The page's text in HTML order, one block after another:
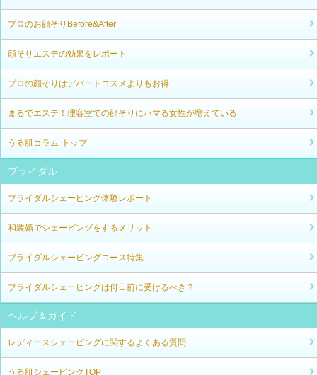
プロのお顔そりBefore&After
顔そりエステの効果をレポート
プロの顔そりはデパートコスメよりもお得
まるでエステ！理容室での顔そりにハマる女性が増えている
うる肌コラム トップ
ブライダル
ブライダルシェービング体験レポート
和装婚でシェービングをするメリット
ブライダルシェービングコース特集
ブライダルシェービングは何日前に受けるべき？
ヘルプ＆ガイド
レディースシェービングに関するよくある質問
うる肌シェービングTOP